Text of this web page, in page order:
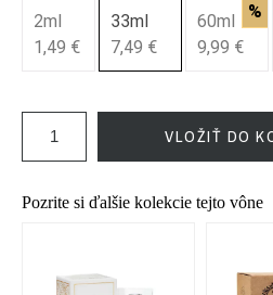
2ml
1,49 €
33ml
7,49 €
60ml %
9,99 €
VLOŽIŤ DO
Pozrite si ďalšie kolekcie tejto vône